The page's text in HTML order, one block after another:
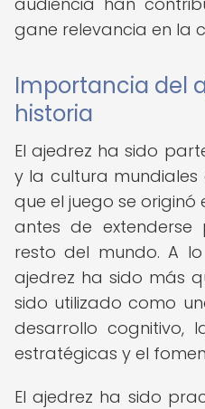
gane relevancia en la
Importancia del
historia
El ajedrez ha sido
y la cultura mundiales
que el juego se originó
antes de extenderse
resto del mundo. A
ajedrez ha sido más
sido utilizado como
desarrollo cognitivo,
estratégicas y el
El ajedrez ha sido